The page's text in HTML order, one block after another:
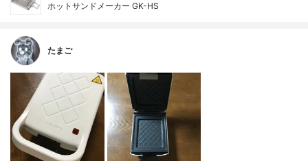
ホットサンドメーカー GK-HS
たまご